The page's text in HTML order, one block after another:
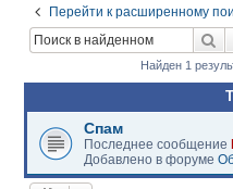
Перейти к расширенному
Найден 1
Спам
Последнее сообщение
Добавлено в форуме